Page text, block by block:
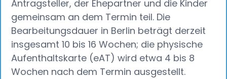
Antragsteller, der Ehepartner und die Kinder
gemeinsam an dem Termin teil. Die
Bearbeitungsdauer in Berlin beträgt derzeit
insgesamt 10 bis 16 Wochen; die physische
Aufenthaltskarte (eAT) wird etwa 4 bis 8
Wochen nach dem Termin ausgestellt.